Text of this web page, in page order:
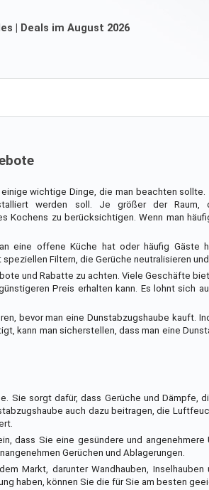
| Deals im August 2026
wichtige Dinge, die man beachten
werden soll. Je größer der Raum,
Kochens zu berücksichtigen. Wenn man
eine offene Küche hat oder häufig Gäste
Filtern, die Gerüche neutralisieren
und Rabatte zu achten. Viele Geschäfte
Preis erhalten kann. Es lohnt sich
bevor man eine Dunstabzugshaube kauft.
kann man sicherstellen, dass man eine
Sie sorgt dafür, dass Gerüche und Dämpfe,
auch dazu beitragen, die
dass Sie eine gesündere und angenehmere
Gerüchen und Ablagerungen.
Markt, darunter Wandhauben, Inselhauben
haben, können Sie die für Sie am besten